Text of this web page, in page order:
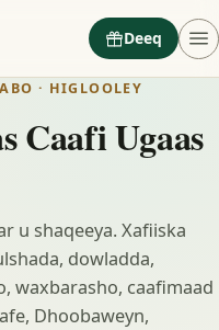
Deeq
· HIGLOOLEY
Caafi Ugaas
u shaqeeya. Xafiiska
dowladda,
waxbarasho, caafimaad
Dhoobaweyn,